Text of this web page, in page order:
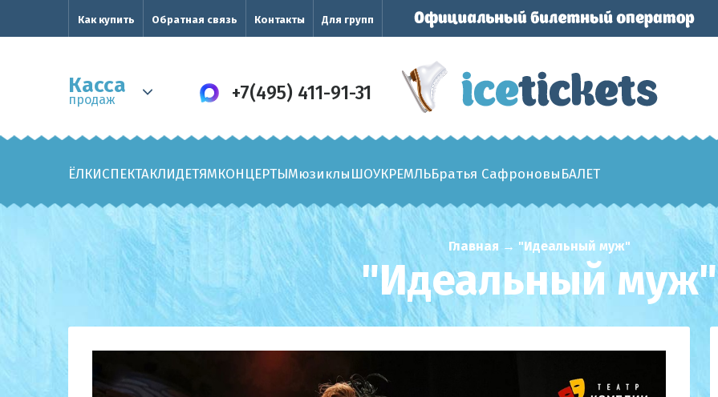
Как купить Обратная связь Контакты Для групп
Касса
продаж +7(495) 411-91-31
ЁЛКИСПЕКТАКЛИДЕТЯМКОНЦЕРТЫМюзиклыШОУКРЕМЛЬБратья СафроновыБАЛЕТ
Главная → "Идеальный муж"
"Идеальный муж"